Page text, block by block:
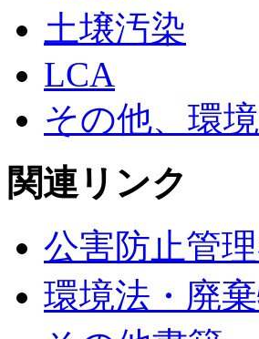
土壌汚染
LCA
その他、環
関連リンク
公害防止管
環境法・廃